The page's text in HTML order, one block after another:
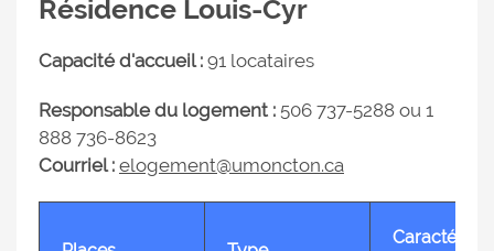
Résidence Louis-Cyr
Capacité d'accueil : 91 locataires
Responsable du logement : 506 737-5288 ou 1
888 736-8623
Courriel : elogement@umoncton.ca